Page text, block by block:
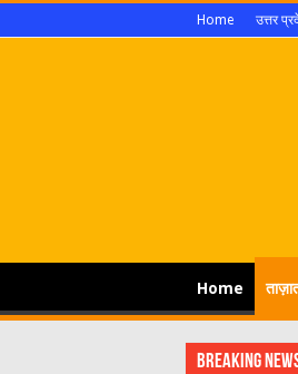
Home उत्तर
Home
Breaking